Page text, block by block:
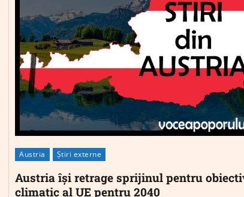
Austria Știri externe
Austria își retrage sprijinul pentru
climatic al UE pentru 2040